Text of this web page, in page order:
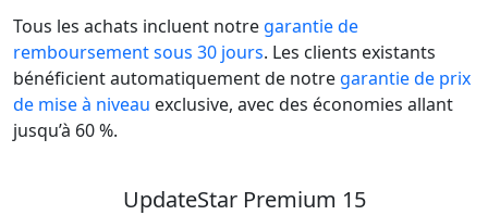
Tous les achats incluent notre garantie de
remboursement sous 30 jours. Les clients existants
bénéficient automatiquement de notre garantie de prix
de mise à niveau exclusive, avec des économies allant
jusqu’à 60 %.
UpdateStar Premium 15